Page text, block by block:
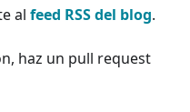
al feed RSS del blog.
haz un pull request